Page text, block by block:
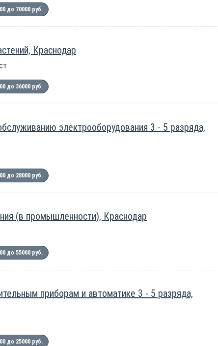
до 70000 руб.
Краснодар
до 36000 руб.
электрооборудования 3 - 5 разряда,
до 28000 руб.
(в промышленности), Краснодар
до 55000 руб.
приборам и автоматике 3 - 5 разряда,
до 25000 руб.